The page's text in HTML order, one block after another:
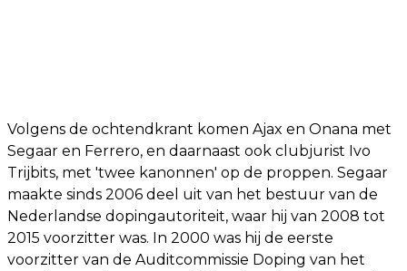
Volgens de ochtendkrant komen Ajax en Onana met
Segaar en Ferrero, en daarnaast ook clubjurist Ivo
Trijbits, met 'twee kanonnen' op de proppen. Segaar
maakte sinds 2006 deel uit van het bestuur van de
Nederlandse dopingautoriteit, waar hij van 2008 tot
2015 voorzitter was. In 2000 was hij de eerste
voorzitter van de Auditcommissie Doping van het